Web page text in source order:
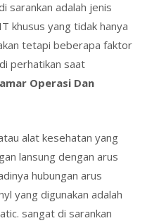
sarankan adalah jenis
khusus yang tidak hanya
tetapi beberapa faktor
perhatikan saat
Operasi Dan
alat kesehatan yang
lansung dengan arus
hubungan arus
yang digunakan adalah
sangat di sarankan